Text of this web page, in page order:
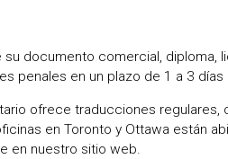
documento comercial,
penales en un plazo de 1 a 3 días
ofrece traducciones
en Toronto y Ottawa están
en nuestro sitio web.